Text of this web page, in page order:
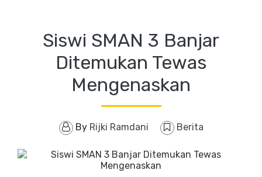
Siswi SMAN 3 Banjar
Ditemukan Tewas
Mengenaskan
By Rijki Ramdani Berita